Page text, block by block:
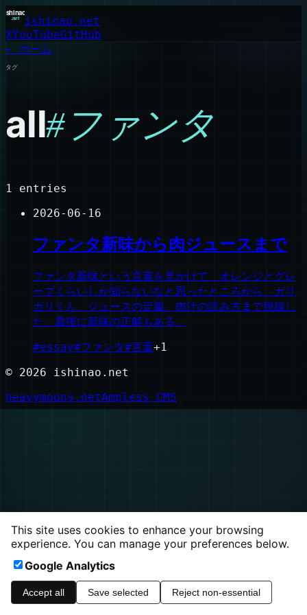
ishinao.net
XYouTubeGitHub
← ホーム
タグ
all#ファンタ
1
entries
2026-06-16
ファンタ新味から肉ジュースまで
ファンタ新味という言葉を見かけて、オレンジとグレ
ープくらいしか知らないなと思ったところから、ガリ
ガリくん、ジュースの定義、肉汁の読み方まで脱線し
た。最後に新味の正解もある。
#essay#ファンタ#言葉+1
© 2026
ishinao.net
heavymoons.netAmpless CMS
This site uses cookies to enhance your browsing
experience. You can manage your preferences below.
Google Analytics
Accept all Save selected Reject non-essential